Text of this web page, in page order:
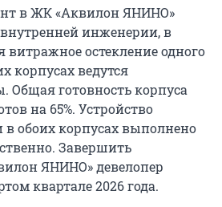
в ЖК «Аквилон ЯНИНО»
инженерии, в
витражное остекление одного
корпусах ведутся
Общая готовность корпуса
на 65%. Устройство
обоих корпусах выполнено
Завершить
ЯНИНО» девелопер
квартале 2026 года.